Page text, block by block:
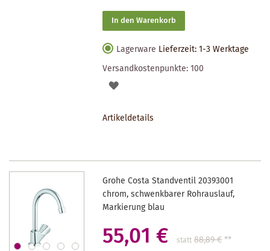
In den Warenkorb
Lagerware Lieferzeit: 1-3 Werktage
Versandkostenpunkte:100
AUF
Artikeldetails
Grohe Costa Standventil 20393001
chrom, schwenkbarer Rohrauslauf,
Markierung blau
55,01 € statt 88,89 €**